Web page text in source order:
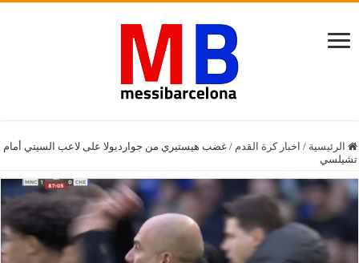
الرئيسية / اخبار كرة القدم / غضب هيستيري من جوارديولا على لاعب السيتي أمام
تشيلسي